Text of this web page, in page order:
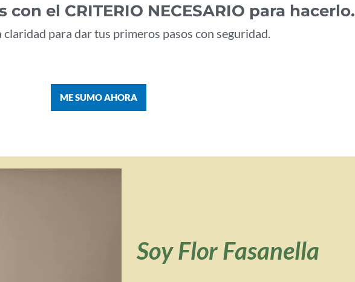
el CRITERIO NECESARIO para hacerlo.
claridad para dar tus primeros pasos con seguridad.
ME SUMO AHORA
Soy Flor Fasanella